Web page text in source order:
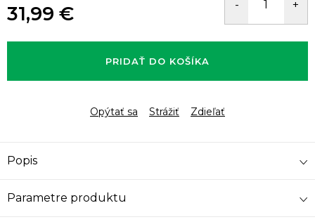
31,99 €
cena:
PRIDAŤ DO KOŠÍKA
Opýtať sa Strážiť Zdieľať
Popis
Parametre produktu